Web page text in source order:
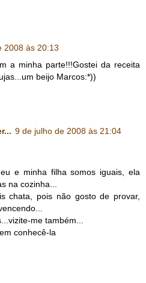
2008 às 20:13
a minha parte!!!Gostei da receita
beijo Marcos:*))
9 de julho de 2008 às 21:04
e minha filha somos iguais, ela
na cozinha...
chata, pois não gosto de provar,
me também...
conhecê-la